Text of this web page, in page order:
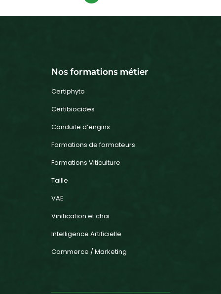
Nos formations métier
Certiphyto
Certibiocides
Conduite d’engins
Formations de formateurs
Formations Viticulture
Taille
VAE
Vinification et chai
Intelligence Artificielle
Commerce / Marketing